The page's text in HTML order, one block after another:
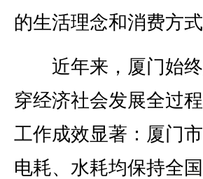
的生活理念和消费方式
近年来，厦门始终
穿经济社会发展全过
工作成效显著：厦门
电耗、水耗均保持全